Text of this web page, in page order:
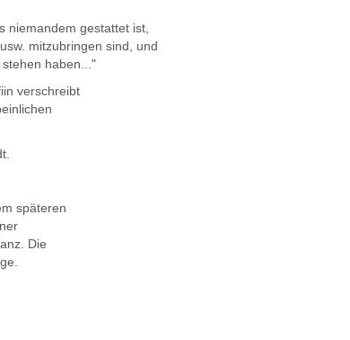
niemandem gestattet ist,
mitzubringen sind, und
haben..."
verschreibt
späteren
Die